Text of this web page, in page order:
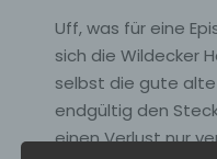
Uff, was für eine
sich die Wildecker
selbst die gute alte
endgültig den
einen Verlust nur